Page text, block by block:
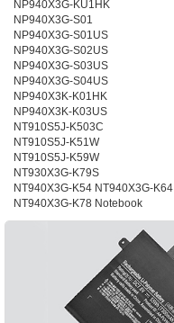
NP940X3G-KU1HK
NP940X3G-S01
NP940X3G-S01US
NP940X3G-S02US
NP940X3G-S03US
NP940X3G-S04US
NP940X3K-K01HK
NP940X3K-K03US
NT910S5J-K503C
NT910S5J-K51W
NT910S5J-K59W
NT930X3G-K79S
NT940X3G-K54 NT940X3G-K64
NT940X3G-K78 Notebook